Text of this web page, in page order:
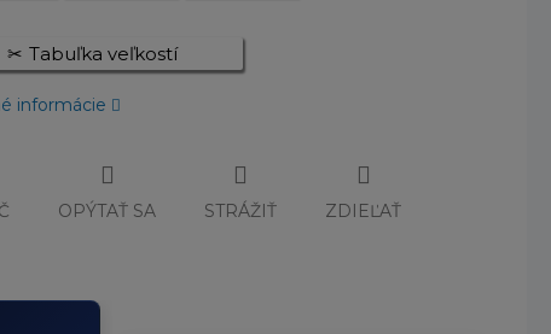
Tabuľka veľkostí
informácie
OPÝTAŤ SA STRÁŽIŤ ZDIEĽAŤ